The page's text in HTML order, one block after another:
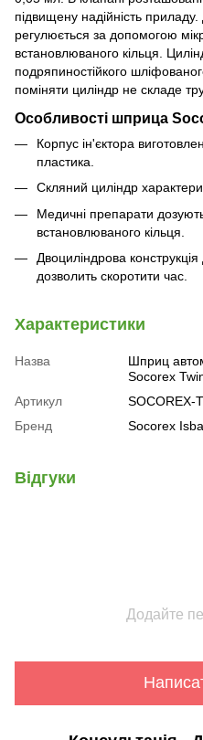
підвищену надійність
регулюється за допомогою
встановлюваного кільця.
подряпиностійкого
поміняти циліндр не складе
Особливості шприца
Корпус ін'єктора
пластика.
Скляний циліндр
Медичні препарати
встановлюваного кільця.
Двоциліндрова
дозволить скоротити час.
Характеристики
Назва
Шприц
Socorex
Артикул
SOCOREX-
Бренд
Socorex
Відгуки
Додайте